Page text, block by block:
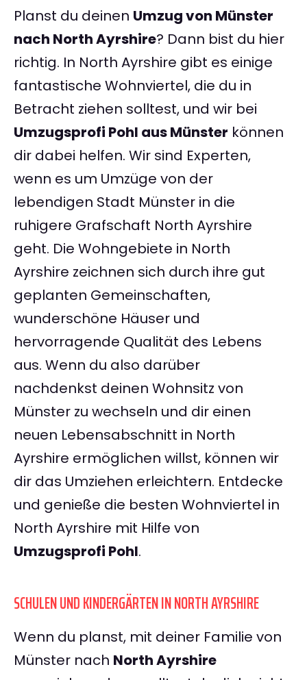
Planst du deinen Umzug von Münster
nach North Ayrshire? Dann bist du hier
richtig. In North Ayrshire gibt es einige
fantastische Wohnviertel, die du in
Betracht ziehen solltest, und wir bei
Umzugsprofi Pohl aus Münster können
dir dabei helfen. Wir sind Experten,
wenn es um Umzüge von der
lebendigen Stadt Münster in die
ruhigere Grafschaft North Ayrshire
geht. Die Wohngebiete in North
Ayrshire zeichnen sich durch ihre gut
geplanten Gemeinschaften,
wunderschöne Häuser und
hervorragende Qualität des Lebens
aus. Wenn du also darüber
nachdenkst deinen Wohnsitz von
Münster zu wechseln und dir einen
neuen Lebensabschnitt in North
Ayrshire ermöglichen willst, können wir
dir das Umziehen erleichtern. Entdecke
und genieße die besten Wohnviertel in
North Ayrshire mit Hilfe von
Umzugsprofi Pohl.
SCHULEN UND KINDERGÄRTEN IN NORTH AYRSHIRE
Wenn du planst, mit deiner Familie von
Münster nach North Ayrshire